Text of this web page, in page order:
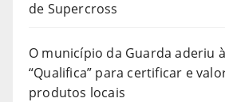
de Supercross
O município da Guarda aderiu
“Qualifica” para certificar e
produtos locais